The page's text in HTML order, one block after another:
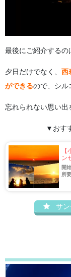
最後にご紹介するの
夕日だけでなく、 西
ができるので、シル
忘れられない思い出
▼おす
ン
ク
（
開
所
サ